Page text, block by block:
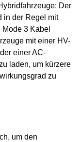
Der
in der Regel mit
3 Kabel
mit einer HV-
einer AC-
laden, um kürzere
zu
um den